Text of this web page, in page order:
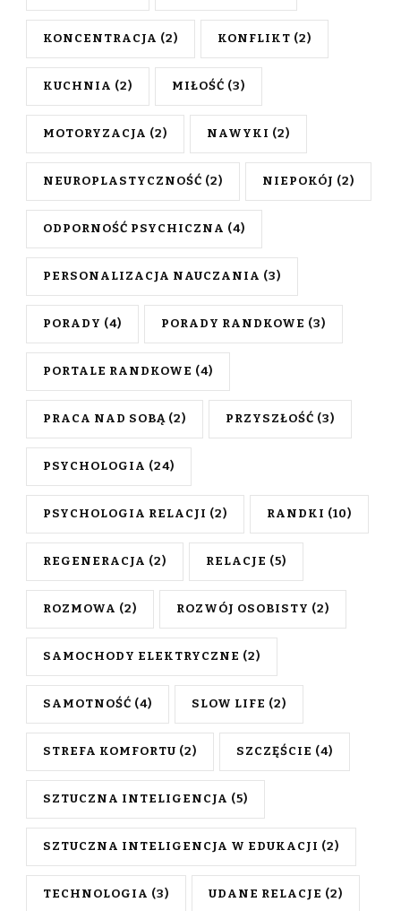
KONCENTRACJA (2) KONFLIKT (2)
KUCHNIA (2) MIŁOŚĆ (3)
MOTORYZACJA (2) NAWYKI (2)
NEUROPLASTYCZNOŚĆ (2) NIEPOKÓJ (2)
ODPORNOŚĆ PSYCHICZNA (4)
PERSONALIZACJA NAUCZANIA (3)
PORADY (4) PORADY RANDKOWE (3)
PORTALE RANDKOWE (4)
PRACA NAD SOBĄ (2) PRZYSZŁOŚĆ (3)
PSYCHOLOGIA (24)
PSYCHOLOGIA RELACJI (2) RANDKI (10)
REGENERACJA (2) RELACJE (5)
ROZMOWA (2) ROZWÓJ OSOBISTY (2)
SAMOCHODY ELEKTRYCZNE (2)
SAMOTNOŚĆ (4) SLOW LIFE (2)
STREFA KOMFORTU (2) SZCZĘŚCIE (4)
SZTUCZNA INTELIGENCJA (5)
SZTUCZNA INTELIGENCJA W EDUKACJI (2)
TECHNOLOGIA (3) UDANE RELACJE (2)